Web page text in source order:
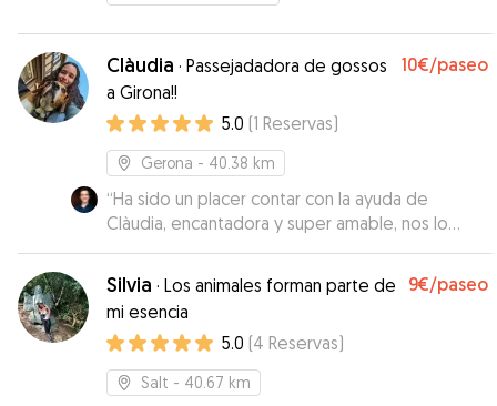
Clàudia · Passejadadora de gossos
a Girona!!
10€/paseo
5.0 (1 Reservas)
Gerona - 40.38 km
“Ha sido un placer contar con la ayuda de
Clàudia, encantadora y super amable, nos lo
facilitó todo lo máximo posible! Sin duda
repetiremos, estaremos encantados de poder
seguir contando con su ayuda, gracias por todo!”
Silvia · Los animales forman parte de
mi esencia
9€/paseo
5.0 (4 Reservas)
Salt - 40.67 km